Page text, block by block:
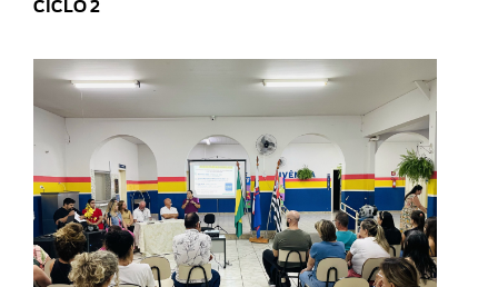
CICLO 2